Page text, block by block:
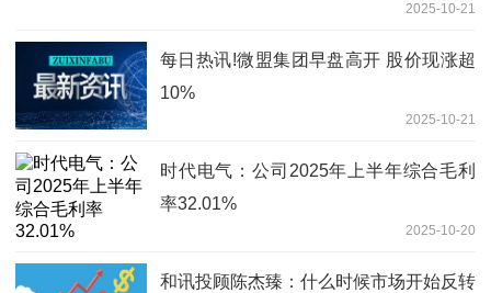
2025-10-21
每日热讯!微盟集团早盘高开 股价现涨超
10%
2025-10-21
时代电气：公司2025年上半年综合毛利
率32.01%
2025-10-20
和讯投顾陈杰臻：什么时候市场开始反转